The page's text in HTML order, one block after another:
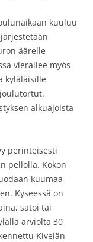
kuuluu
äärelle
vierailee myös
kyläläisille
alkuajoista
perinteisesti
pellolla. Kokon
kuumaa
Kyseessä on
satoi tai
arviolta 30
Kivelän